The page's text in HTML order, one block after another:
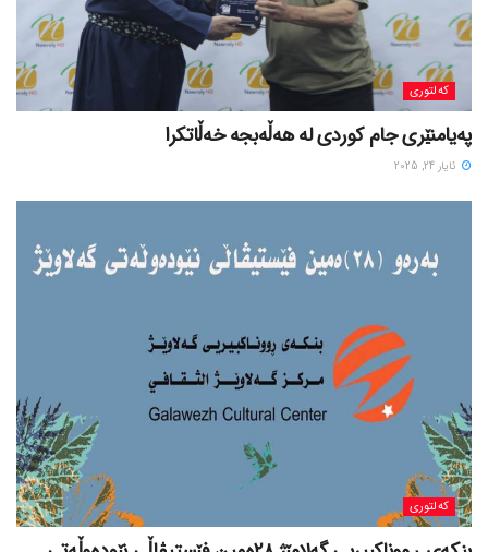
کەلتوری
پەیامنێری جام کوردی لە ھەڵەبجە خەڵاتکرا
ئایار 24, 2025
کەلتوری